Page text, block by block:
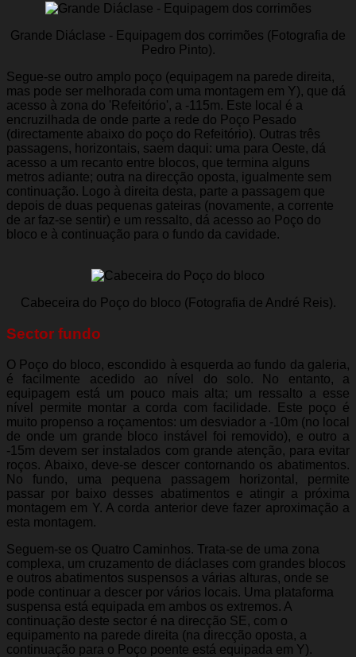
Grande Diáclase - Equipagem dos corrimões (Fotografia de
Pedro Pinto).
Segue-se outro amplo poço (equipagem na parede direita,
mas pode ser melhorada com uma montagem em Y), que dá
acesso à zona do 'Refeitório', a -115m. Este local é a
encruzilhada de onde parte a rede do Poço Pesado
(directamente abaixo do poço do Refeitório). Outras três
passagens, horizontais, saem daqui: uma para Oeste, dá
acesso a um recanto entre blocos, que termina alguns
metros adiante; outra na direcção oposta, igualmente sem
continuação. Logo à direita desta, parte a passagem que
depois de duas pequenas gateiras (novamente, a corrente
de ar faz-se sentir) e um ressalto, dá acesso ao Poço do
bloco e à continuação para o fundo da cavidade.
Cabeceira do Poço do bloco (Fotografia de André Reis).
Sector fundo
O Poço do bloco, escondido à esquerda ao fundo da galeria,
é facilmente acedido ao nível do solo. No entanto, a
equipagem está um pouco mais alta; um ressalto a esse
nível permite montar a corda com facilidade. Este poço é
muito propenso a roçamentos: um desviador a -10m (no local
de onde um grande bloco instável foi removido), e outro a
-15m devem ser instalados com grande atenção, para evitar
roços. Abaixo, deve-se descer contornando os abatimentos.
No fundo, uma pequena passagem horizontal, permite
passar por baixo desses abatimentos e atingir a próxima
montagem em Y. A corda anterior deve fazer aproximação a
esta montagem.
Seguem-se os Quatro Caminhos. Trata-se de uma zona
complexa, um cruzamento de diáclases com grandes blocos
e outros abatimentos suspensos a várias alturas, onde se
pode continuar a descer por vários locais. Uma plataforma
suspensa está equipada em ambos os extremos. A
continuação deste sector é na direcção SE, com o
equipamento na parede direita (na direcção oposta, a
continuação para o Poço poente está equipada em Y).